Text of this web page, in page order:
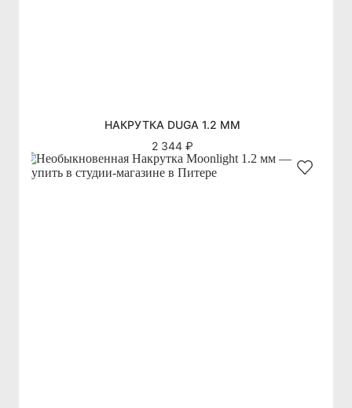
НАКРУТКА DUGA 1.2 ММ
2 344 ₽